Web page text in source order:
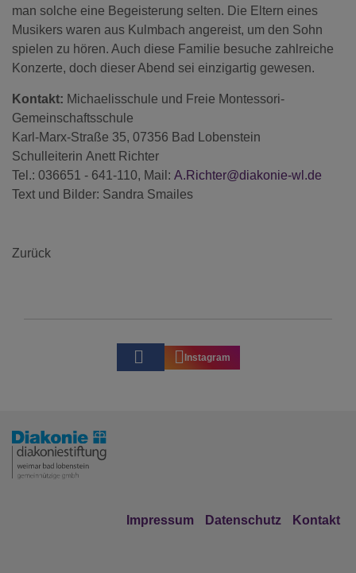
man solche eine Begeisterung selten. Die Eltern eines
Musikers waren aus Kulmbach angereist, um den Sohn
spielen zu hören. Auch diese Familie besuche zahlreiche
Konzerte, doch dieser Abend sei einzigartig gewesen.
Kontakt: Michaelisschule und Freie Montessori-
Gemeinschaftsschule
Karl-Marx-Straße 35, 07356 Bad Lobenstein
Schulleiterin Anett Richter
Tel.: 036651 - 641-110, Mail: A.Richter@diakonie-wl.de
Text und Bilder: Sandra Smailes
Zurück
Instagram
Impressum Datenschutz Kontakt